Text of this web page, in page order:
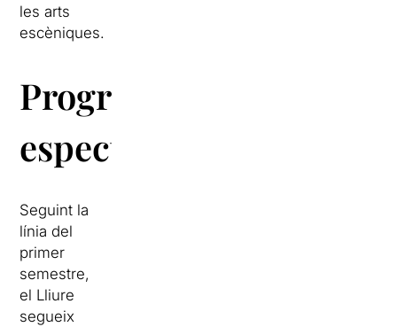
les arts
escèniques.
Programació:
espectacles
Seguint la
línia del
primer
semestre,
el Lliure
segueix